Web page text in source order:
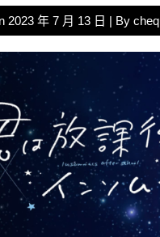
2023 年 7 月 13 日 | By